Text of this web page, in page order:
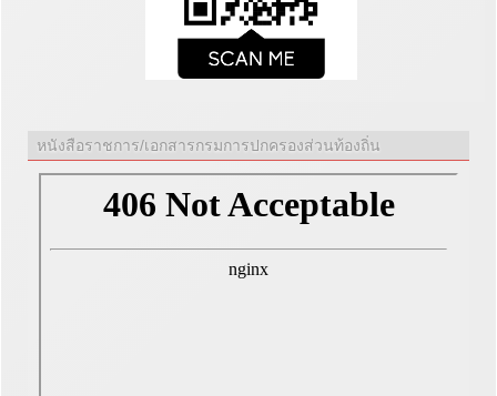
หนังสือราชการ/เอกสารกรมการปกครองส่วนท้องถิ่น